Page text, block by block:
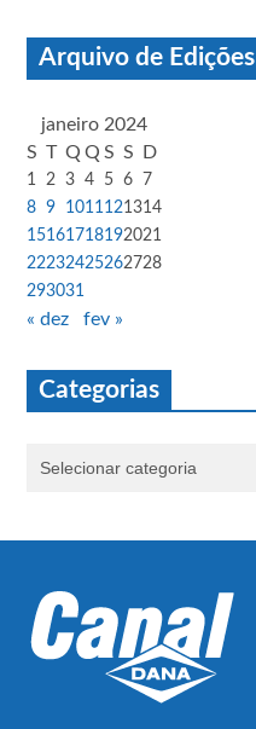
Arquivo de Edições
janeiro 2024
S T Q Q S S D
1 2 3 4 5 6
7
8 9 1011 121314
15161718192021
22232425262728
293031
« dez fev »
Categorias